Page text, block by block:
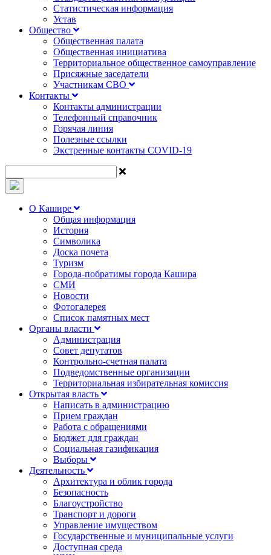
Статистическая информация
Устав
Общество
Общественная палата
Общественная инициатива
Территориальное общественное самоуправление
Присяжные заседатели
Участникам СВО
Контакты
Контакты администрации
Телефонный справочник
Горячая линия
Полезные ссылки
Экстренные контакты COVID-19
О Кашире
Общая информация
История
Символика
Доска почета
Туризм
Города-побратимы города Кашира
СМИ
Новости
Фотогалерея
Список памятных мест
Органы власти
Администрация
Совет депутатов
Контрольно-счетная палата
Подведомственные организации
Территориальная избирательная комиссия
Открытая власть
Написать в администрацию
Прием граждан
Работа с обращениями
Бюджет для граждан
Социальная газификация
Выборы
Деятельность
Архитектура и облик города
Безопасность
Благоустройство
Транспорт и дороги
Управление имуществом
Государственные и муниципальные услуги
Доступная среда